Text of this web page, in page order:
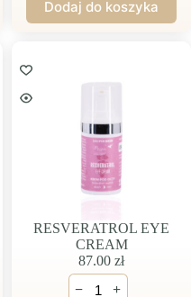
CORRECTOR
Dodaj do koszyka
RESVERATROL EYE
CREAM
87.00 zł
ilość
− +